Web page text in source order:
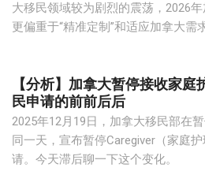
大移民领域较为剧烈的震荡，2026
更偏重于“精准定制”和适应加拿大需
【分析】加拿大暂停接收家
民申请的前前后后
2025年12月19日，加拿大移民部在
同一天，宣布暂停Caregiver（家庭
请。今天滞后聊一下这个变化。